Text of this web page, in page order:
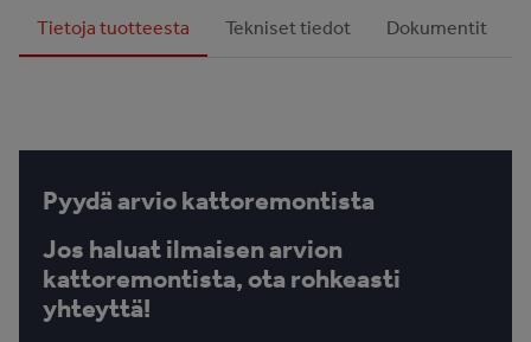
Tietoja tuotteesta Tekniset tiedot Dokumentit
Pyydä arvio kattoremontista
Jos haluat ilmaisen arvion
kattoremontista, ota rohkeasti
yhteyttä!